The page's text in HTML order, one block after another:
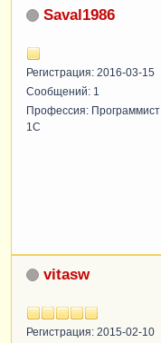
Saval1986
Регистрация: 2016-03-15
Сообщений: 1
Профессия: Программист
1С
vitasw
Регистрация: 2015-02-10